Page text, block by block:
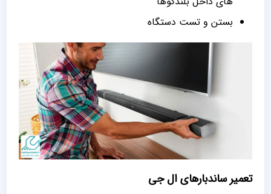
بستن و تست دستگاه
تعمیر ساندبارهای ال جی